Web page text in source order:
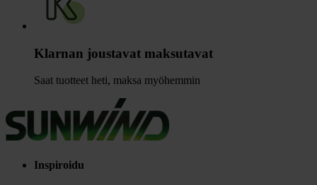
Klarnan joustavat maksutavat
Saat tuotteet heti, maksa myöhemmin
Inspiroidu